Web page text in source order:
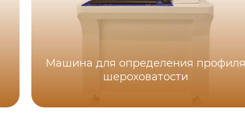
Машина для определения профиля
шероховатости